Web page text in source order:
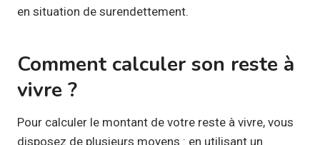
en situation de surendettement.
Comment calculer son reste à
vivre ?
Pour calculer le montant de votre reste à vivre, vous
disposez de plusieurs moyens : en utilisant un